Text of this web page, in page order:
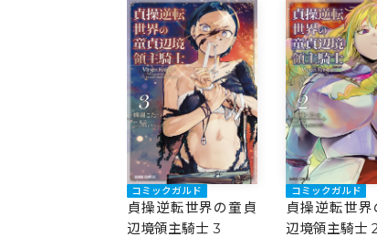
コミックガルド
貞操逆転世界の童貞
辺境領主騎士 3
コミックガルド
貞操逆転世界
辺境領主騎士